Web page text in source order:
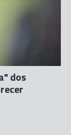
dos